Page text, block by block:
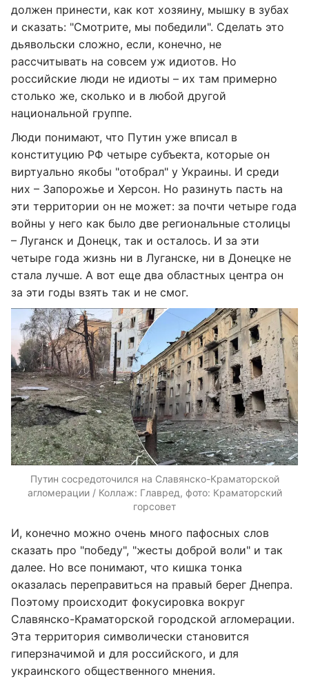
должен принести, как кот хозяину, мышку в зубах
и сказать: "Смотрите, мы победили". Сделать это
дьявольски сложно, если, конечно, не
рассчитывать на совсем уж идиотов. Но
российские люди не идиоты – их там примерно
столько же, сколько и в любой другой
национальной группе.
Люди понимают, что Путин уже вписал в
конституцию РФ четыре субъекта, которые он
виртуально якобы "отобрал" у Украины. И среди
них – Запорожье и Херсон. Но разинуть пасть на
эти территории он не может: за почти четыре года
войны у него как было две региональные столицы
– Луганск и Донецк, так и осталось. И за эти
четыре года жизнь ни в Луганске, ни в Донецке не
стала лучше. А вот еще два областных центра он
за эти годы взять так и не смог.
Путин сосредоточился на Славянско-Краматорской
агломерации / Коллаж: Главред, фото: Краматорский
горсовет
И, конечно можно очень много пафосных слов
сказать про "победу", "жесты доброй воли" и так
далее. Но все понимают, что кишка тонка
оказалась переправиться на правый берег Днепра.
Поэтому происходит фокусировка вокруг
Славянско-Краматорской городской агломерации.
Эта территория символически становится
гиперзначимой и для российского, и для
украинского общественного мнения.